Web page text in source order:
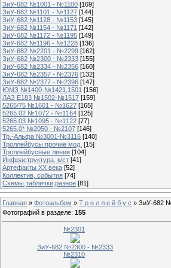
ЗиУ-682 №1001 - №1100 [169]
ЗиУ-682 №1101 - №1127 [144]
ЗиУ-682 №1128 - №1153 [145]
ЗиУ-682 №1154 - №1171 [142]
ЗиУ-682 №1172 - №1195 [149]
ЗиУ-682 №1196 - №1228 [136]
ЗиУ-682 №2201 - №2299 [162]
ЗиУ-682 №2300 - №2333 [155]
ЗиУ-682 №2334 - №2356 [160]
ЗиУ-682 №2357 - №2376 [132]
ЗиУ-682 №2377 - №2396 [147]
ЮМЗ №1400-№1421,1501 [156]
ЛАЗ Е183 №1502-№1517 [159]
5265/75 №1601 - №1627 [165]
5265.02 №1072 - №1164 [125]
5265.03 №1095 - №1122 [77]
5265.0* №2050 - №2107 [146]
Тр.-Альфа №3001-№3116 [140]
Троллейбусы прочие мод. [15]
Троллейбусные линии [104]
Инфраструктура, к/ст [41]
Артефакты ХХ века [52]
Коллектив, события [74]
Схемы,таблички,разное [81]
Главная » Фотоальбом » Т р о л л е й б у с » ЗиУ-682
Фотографий в разделе: 155
№2301
ЗиУ-682 №2300 - №2333
№2310